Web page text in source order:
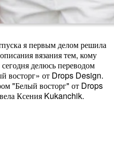
я первым делом решила
вязания тем, кому
делюсь переводом
восторг» от Drops Design.
"Белый восторг" от Drops
Ксения Kukanchik.